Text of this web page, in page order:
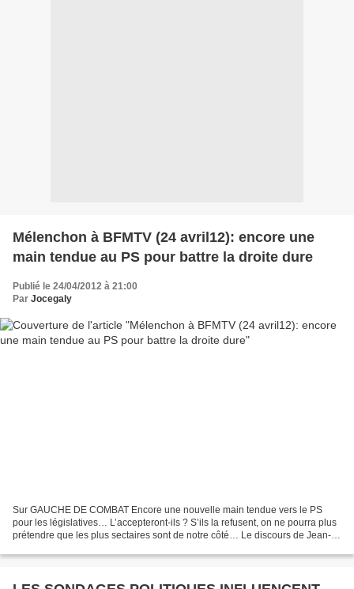
Mélenchon à BFMTV (24 avril12): encore une
main tendue au PS pour battre la droite dure
Publié le 24/04/2012 à 21:00
Par Jocegaly
Sur GAUCHE DE COMBAT Encore une nouvelle main tendue vers le PS
pour les législatives… L’accepteront-ils ? S’ils la refusent, on ne pourra plus
prétendre que les plus sectaires sont de notre côté… Le discours de Jean-